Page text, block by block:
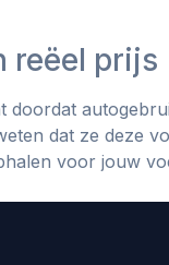
reëel prijs
doordat
dat ze deze
voor jouw